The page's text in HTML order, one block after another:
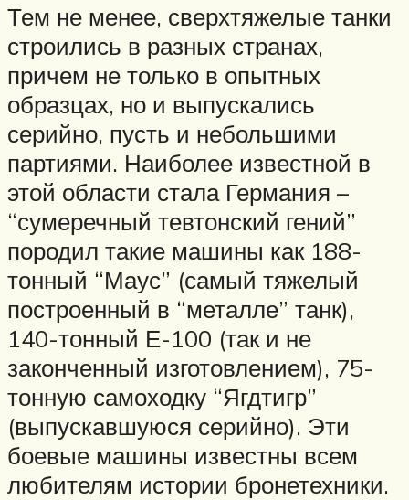
Тем не менее, сверхтяжелые танки
строились в разных странах,
причем не только в опытных
образцах, но и выпускались
серийно, пусть и небольшими
партиями. Наиболее известной в
этой области стала Германия –
“сумеречный тевтонский гений”
породил такие машины как 188-
тонный “Маус” (самый тяжелый
построенный в “металле” танк),
140-тонный Е-100 (так и не
законченный изготовлением), 75-
тонную самоходку “Ягдтигр”
(выпускавшуюся серийно). Эти
боевые машины известны всем
любителям истории бронетехники.